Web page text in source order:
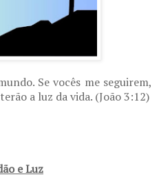
Se vocês me seguirem,
a luz da vida. (João 3:12)
e Luz